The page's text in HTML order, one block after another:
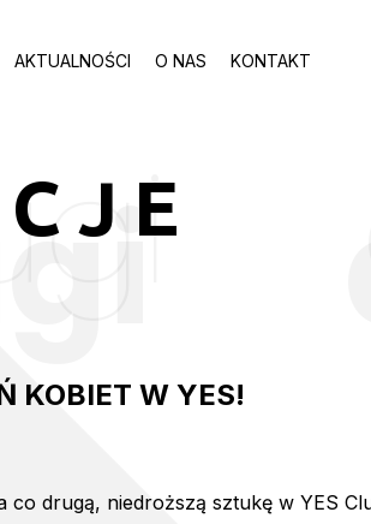
AKTUALNOŚCI O NAS KONTAKT
KOBIET W YES!
co drugą, niedroższą sztukę w YES